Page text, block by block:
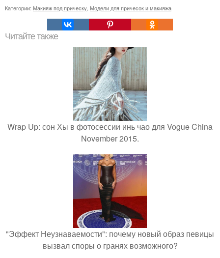
Категории: Макияж под прическу Модели для причесок и макияжа
Читайте также
Wrap Up: сон Хы в фотосессии инь чао для Vogue China
November 2015.
"Эффект Неузнаваемости": почему новый образ певицы
вызвал споры о гранях возможного?